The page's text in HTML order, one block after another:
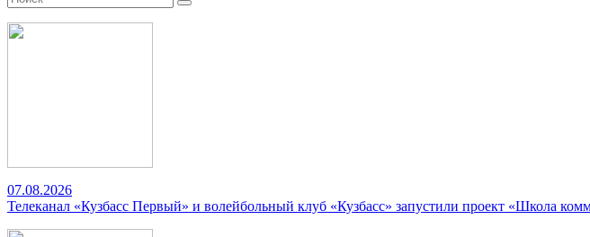
07.08.2026
Телеканал «Кузбасс Первый» и волейбольный клуб «Кузбасс» запустили проект «Школа